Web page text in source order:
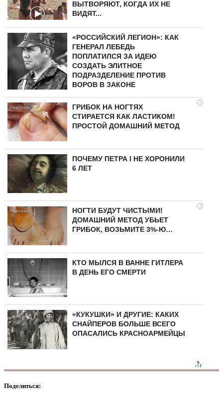
ВЫТВОРЯЮТ, КОГДА ИХ НЕ
ВИДЯТ...
«РОССИЙСКИЙ ЛЕГИОН»: КАК
ГЕНЕРАЛ ЛЕБЕДЬ
ПОПЛАТИЛСЯ ЗА ИДЕЮ
СОЗДАТЬ ЭЛИТНОЕ
ПОДРАЗДЕЛЕНИЕ ПРОТИВ
ВОРОВ В ЗАКОНЕ
i
ГРИБОК НА НОГТЯХ
СТИРАЕТСЯ КАК ЛАСТИКОМ!
ПРОСТОЙ ДОМАШНИЙ МЕТОД
ПОЧЕМУ ПЕТРА I НЕ ХОРОНИЛИ
6 ЛЕТ
i
НОГТИ БУДУТ ЧИСТЫМИ!
ДОМАШНИЙ МЕТОД УБЬЕТ
ГРИБОК, ВОЗЬМИТЕ 3%-Ю…
КТО МЫЛСЯ В ВАННЕ ГИТЛЕРА
В ДЕНЬ ЕГО СМЕРТИ
«КУКУШКИ» И ДРУГИЕ: КАКИХ
СНАЙПЕРОВ БОЛЬШЕ ВСЕГО
ОПАСАЛИСЬ КРАСНОАРМЕЙЦЫ
Поделиться: